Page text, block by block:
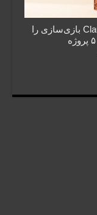
Claude Opus 5 بازی‌سازی را
متحول کرد؛ ۵ پروژه